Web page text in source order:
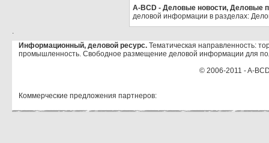
A-BCD - Деловые новости, Деловые
деловой информации в разделах:
.
Информационный, деловой ресурс. Тематическая направленность:
промышленность. Свободное размещение деловой информации для
© 2006-2011 - A-
Коммерческие предложения партнеров: